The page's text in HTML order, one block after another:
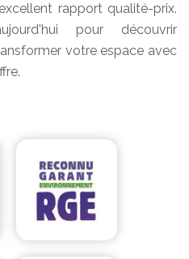
rapport qualité-prix.
pour découvrir
votre espace avec